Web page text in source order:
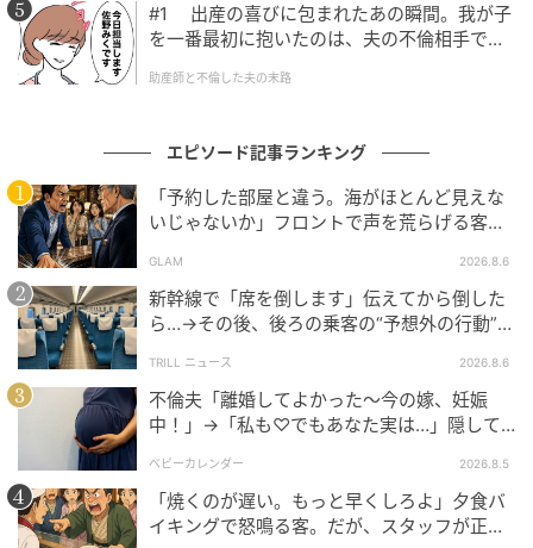
視線だけは変わりません。カーテン越しにうかがう気
配も、消えてはくれませんでした。
関を出る前には、つい外の気配をうかがってしまいま
す。あの薄ら笑いだけは、どうしても忘れられないの
です。
※GLAMが独自に実施したアンケートで集めた、50
代・女性読者様の体験談をもとに記事化しています
※本コンテンツ内の画像は、生成AIを利用して作成し
ています。
元記事で読む
次の記事
#1 出産の喜びに包まれたあの瞬間。我が子
を一番最初に抱いたのは、夫の不倫相手でし
助産師と不倫した夫の末路
エピソード記事ランキング
「予約した部屋と違う。海がほとんど見えな
いじゃないか」フロントで声を荒らげる客。
GLAM 2026.8.6
新幹線で「席を倒します」伝えてから倒した
ら…→その後、後ろの乗客の“予想外の行動”に
TRILL ニュース 2026.8.6
不倫夫「離婚してよかった〜今の嫁、妊娠
中！」→「私も♡でもあなた実は…」隠して
ベビーカレンダー 2026.8.5
「焼くのが遅い。もっと早くしろよ」夕食バ
イキングで怒鳴る客。だが、スタッフが正論